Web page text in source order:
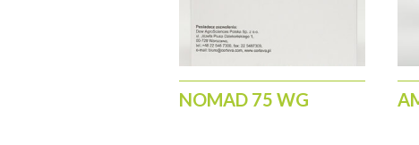
Nie dotyczy, po uwzględnieniu
NOMAD 75 WG